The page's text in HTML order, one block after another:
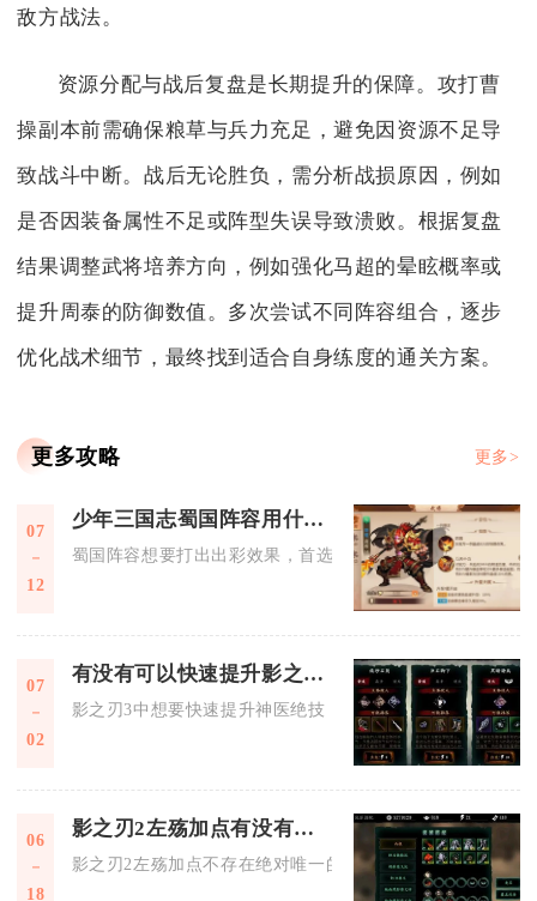
敌方战法。
资源分配与战后复盘是长期提升的保障。攻打曹
操副本前需确保粮草与兵力充足，避免因资源不足导
致战斗中断。战后无论胜负，需分析战损原因，例如
是否因装备属性不足或阵型失误导致溃败。根据复盘
结果调整武将培养方向，例如强化马超的晕眩概率或
提升周泰的防御数值。多次尝试不同阵容组合，逐步
优化战术细节，最终找到适合自身练度的通关方案。
更多攻略 更多>
07
12
少年三国志蜀国阵容用什么时装才能更加出彩
蜀国阵容想要打出出彩效果，首选蜀国霸主时装作为常驻穿
07
02
有没有可以快速提升影之刃3神医绝技的秘籍
影之刃3中想要快速提升神医绝技，核心秘籍围绕绝技养成
06
18
影之刃2左殇加点有没有最优解
影之刃2左殇加点不存在绝对唯一的最优解，只有适配流派